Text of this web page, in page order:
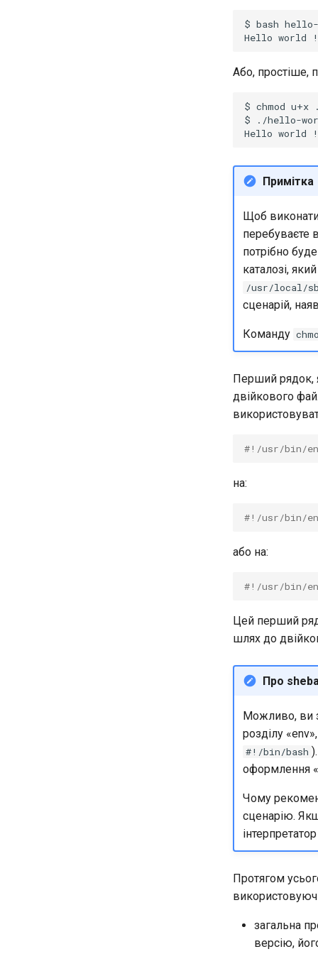
$ bash
Hello world
Або, простіше,
$ chmod u+x
$
./hello-
Hello world
Примітка
Щоб виконати
перебуваєте
потрібно
каталозі,
/usr/local/
сценарій,
Команду
Перший рядок,
двійкового
#!/usr/bin/
на:
#!/usr/bin/
або на:
#!/usr/bin/
Цей перший
шлях до
Про
Можливо, ви
розділу
#!/bin/bash
оформлення
Чому
сценарію.
інтерпретатор
Протягом
загальна
версію,